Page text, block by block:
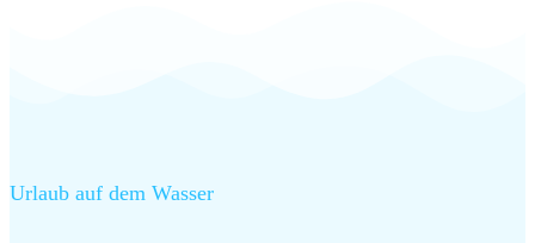
Urlaub auf dem Wasser